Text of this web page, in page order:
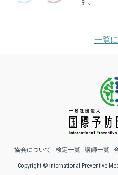
一覧
協会について 検定一覧 講師一覧
Copyright © International Preventive